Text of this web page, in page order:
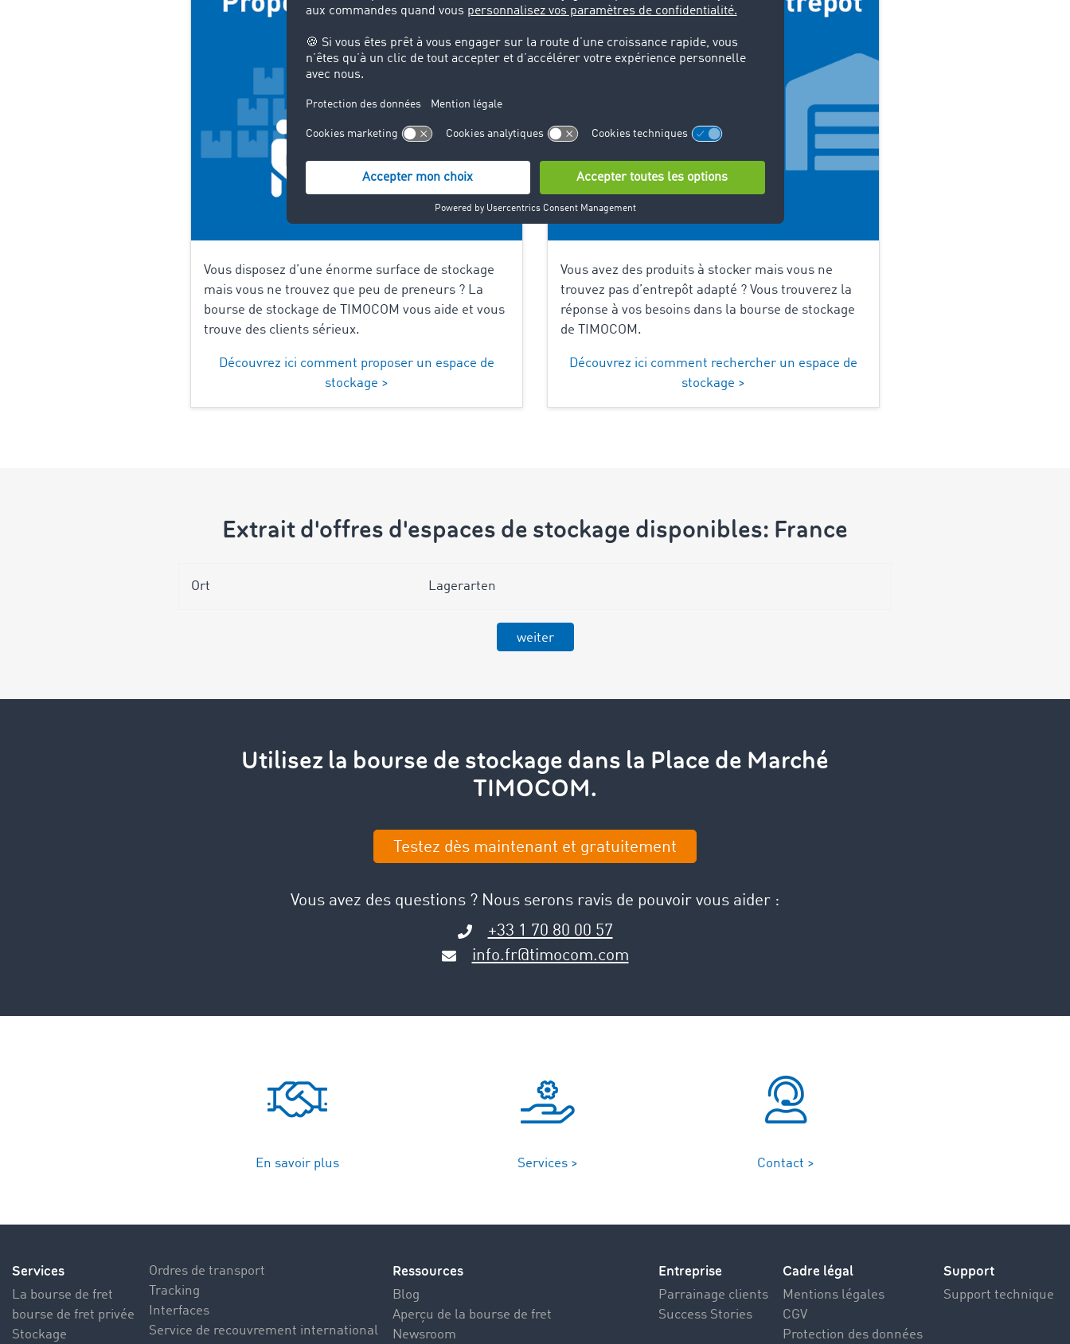
Vous disposez d’une énorme surface de stockage
mais vous ne trouvez que peu de preneurs ? La
bourse de stockage de TIMOCOM vous aide et vous
trouve des clients sérieux.
Découvrez ici comment proposer un espace de
stockage >
Vous avez des produits à stocker mais vous ne
trouvez pas d’entrepôt adapté ? Vous trouverez la
réponse à vos besoins dans la bourse de stockage
de TIMOCOM.
Découvrez ici comment rechercher un espace de
stockage >
Extrait d'offres d'espaces de stockage disponibles: France
Ort Lagerarten
weiter
Utilisez la bourse de stockage dans la Place de Marché
TIMOCOM.
Testez dès maintenant et gratuitement
Vous avez des questions ? Nous serons ravis de pouvoir vous aider :
+33 1 70 80 00 57
info.fr@timocom.com
En savoir plus Services > Contact >
Services
La bourse de fret
bourse de fret privée
Stockage
Ordres de transport
Tracking
Interfaces
Service de recouvrement international
Ressources
Blog
Aperçu de la bourse de fret
Newsroom
Entreprise
Parrainage clients
Success Stories
Cadre légal
Mentions légales
CGV
Protection des données
Support
Support technique